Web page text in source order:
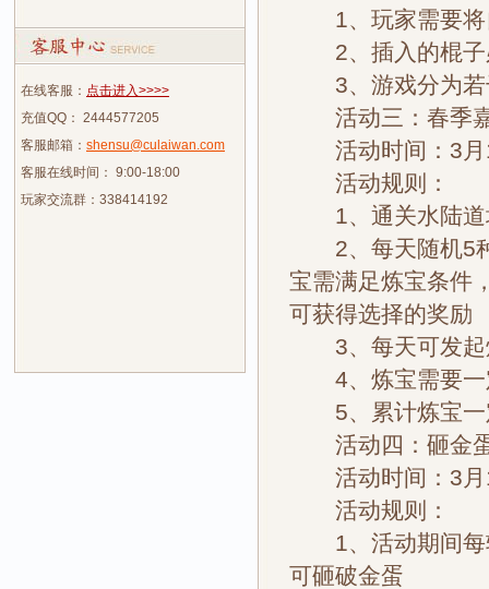
在线客服： 点击进入>>>>
充值QQ： 2444577205
客服邮箱： shensu@culaiwan.com
客服在线时间： 9:00-18:00
玩家交流群：338414192
1、玩家需要将
2、插入的棍子
3、游戏分为若
活动三：春季嘉
活动时间：3月
活动规则：
1、通关水陆道
2、每天随机5种
宝需满足炼宝条件
可获得选择的奖励
3、每天可发起
4、炼宝需要一
5、累计炼宝一
活动四：砸金
活动时间：3月
活动规则：
1、活动期间每
可砸破金蛋